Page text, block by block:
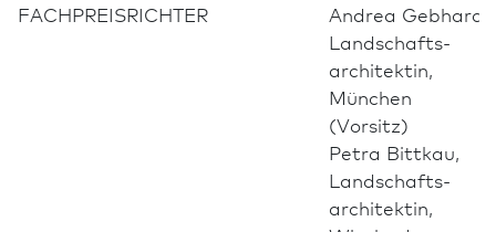
FACH­PREIS­RICHTER
Andrea Gebhard,
Landschafts­
architektin,
München
(Vorsitz)
Petra Bittkau,
Landschafts­
architektin,